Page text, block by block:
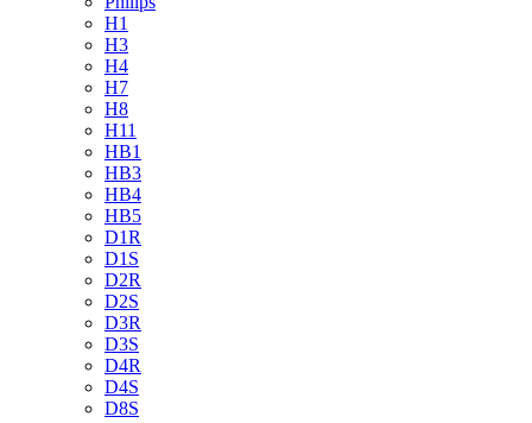
H1
H3
H4
H7
H8
H11
HB1
HB3
HB4
HB5
D1R
D1S
D2R
D2S
D3R
D3S
D4R
D4S
D8S